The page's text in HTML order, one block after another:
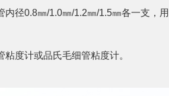
径0.8㎜/1.0㎜/1.2㎜/1.5㎜各一支，
度计或品氏毛细管粘度计。